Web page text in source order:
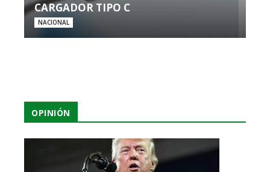
CARGADOR TIPO C
NACIONAL
OPINIÓN